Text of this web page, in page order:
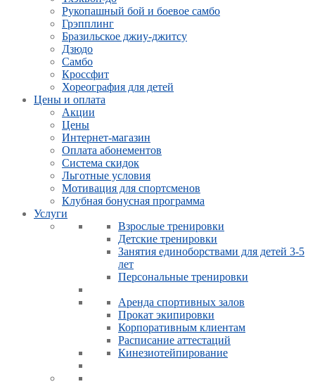
Рукопашный бой и боевое самбо
Грэпплинг
Бразильское джиу-джитсу
Дзюдо
Самбо
Кроссфит
Хореография для детей
Цены и оплата
Акции
Цены
Интернет-магазин
Оплата абонементов
Система скидок
Льготные условия
Мотивация для спортсменов
Клубная бонусная программа
Услуги
Взрослые тренировки
Детские тренировки
Занятия единоборствами для детей 3-5
лет
Персональные тренировки
Аренда спортивных залов
Прокат экипировки
Корпоративным клиентам
Расписание аттестаций
Кинезиотейпирование